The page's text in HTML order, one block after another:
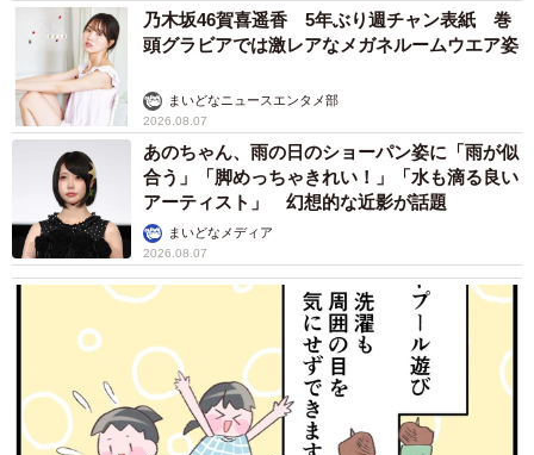
乃木坂46賀喜遥香 5年ぶり週チャン表紙 巻
頭グラビアでは激レアなメガネルームウエア姿
まいどなニュースエンタメ部
2026.08.07
あのちゃん、雨の日のショーパン姿に「雨が似
合う」「脚めっちゃきれい！」「水も滴る良い
アーティスト」 幻想的な近影が話題
まいどなメディア
2026.08.07